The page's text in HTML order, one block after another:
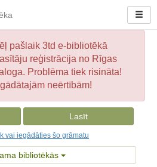
pašlaik 3td e-bibliotēkā
reģistrācija no Rīgas
Problēma tiek risināta!
neērtībām!
Lasīt
vai iegādāties šo grāmatu
bibliotēkās